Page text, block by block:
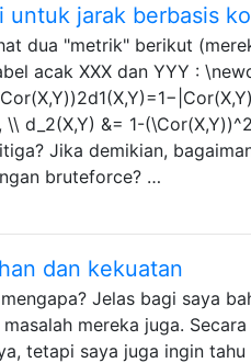
jarak berbasis
dua "metrik" berikut
acak XXX dan YYY :
\\ d_2(X,Y) &= 1-
Jika demikian,
bruteforce? …
dan kekuatan
Jelas bagi saya
mereka juga.
tetapi saya juga ingin tahu